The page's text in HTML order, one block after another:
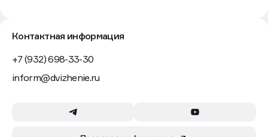
Контактная информация
+7 (932) 698-33-30
inform@dvizhenie.ru